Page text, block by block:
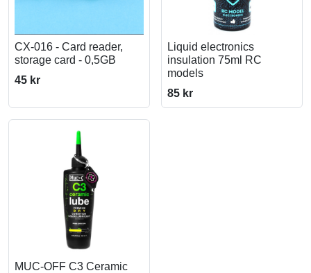
CX-016 - Card reader,
storage card - 0,5GB
45 kr
Liquid electronics
insulation 75ml RC
models
85 kr
MUC-OFF C3 Ceramic